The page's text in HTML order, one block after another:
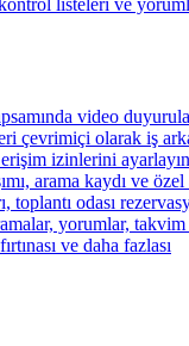
listeleri ve
video
çevrimiçi olarak iş
izinlerini
arama kaydı ve özel
odası
yorumlar,
ve daha fazlası